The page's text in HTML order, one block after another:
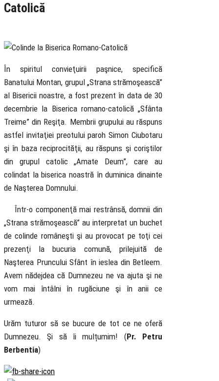
Catolică
În spiritul convieţuirii paşnice, specifică
Banatului Montan, grupul „Strana strămoşească”
al Bisericii noastre, a fost prezent în data de 30
decembrie la Biserica romano-catolică „Sfânta
Treime” din Reşiţa. Membrii grupului au răspuns
astfel invitaţiei preotului paroh Simon Ciubotaru
şi în baza reciprocităţii, au răspuns şi coriştilor
din grupul catolic „Amate Deum”, care au
colindat la biserica noastră în duminica dinainte
de Naşterea Domnului.
Într-o componenţă mai restrânsă, domnii din
„Strana strămoşească” au interpretat un buchet
de colinde româneşti şi au provocat pe toţi cei
prezenţi la bucuria comună, prilejuită de
Naşterea Pruncului Sfânt în ieslea din Betleem.
Avem nădejdea că Dumnezeu ne va ajuta şi ne
vom mai întâlni în rugăciune şi în anii ce
urmează.
Urăm tuturor să se bucure de tot ce ne oferă
Dumnezeu. Şi să îi mulțumim! (Pr. Petru
Berbentia)